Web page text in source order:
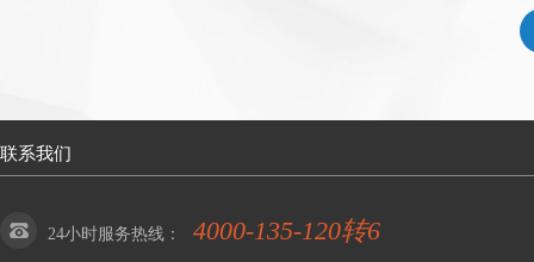
联系我们
24小时服务热线： 4000-135-120转6